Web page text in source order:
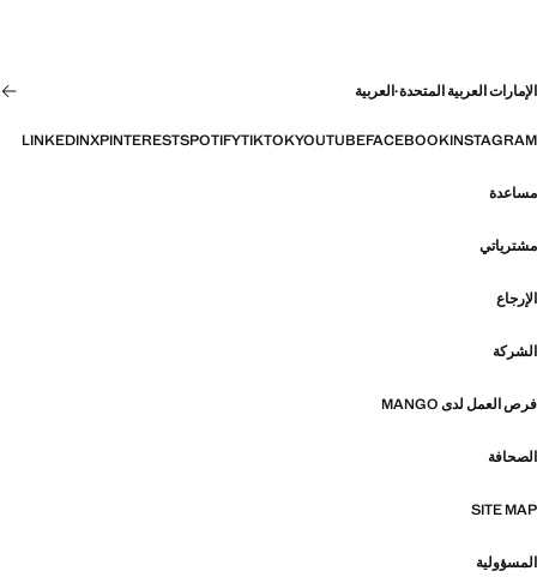
الإمارات العربية المتحدة·العربية
INSTAGRAM
FACEBOOK
YOUTUBE
TIKTOK
SPOTIFY
PINTEREST
X
LINKEDIN
مساعدة
مشترياتي
الإرجاع
الشركة
فرص العمل لدى MANGO
الصحافة
SITE MAP
المسؤولية